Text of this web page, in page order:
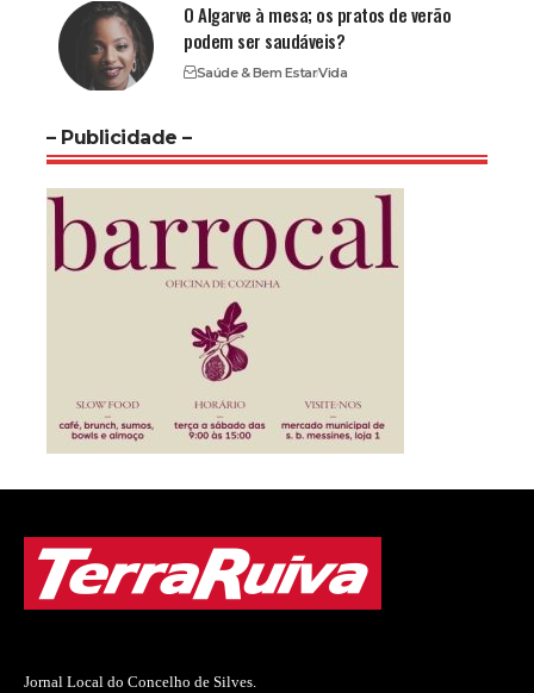
O Algarve à mesa; os pratos de verão
podem ser saudáveis?
Saúde & Bem EstarVida
– Publicidade –
Jornal Local do Concelho de Silves.